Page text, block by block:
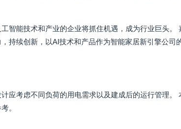
智能技术和产业的企业将抓住机遇，成为行业巨头
持续创新，以AI技术和产品作为智能家居新引擎公
应考虑不同负荷的用电需求以及建成后的运行管理
。